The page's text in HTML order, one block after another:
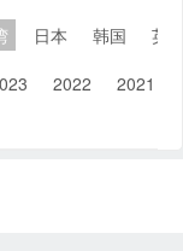
日本 韩国
英
2022 2021